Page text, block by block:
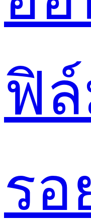
ฟิ
รอ